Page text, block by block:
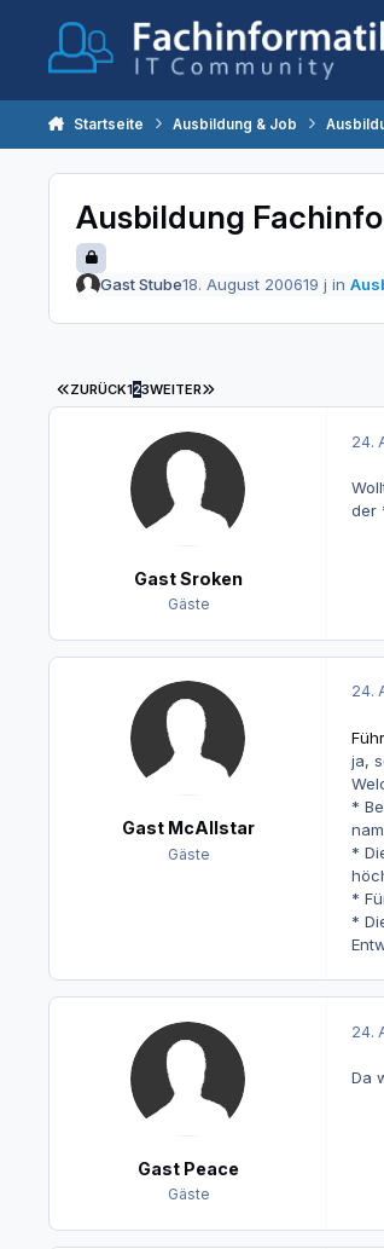
Startseite Ausbildung & Job
Ausbildung
Gast Stube18. August 200619 j in
ERSTE SEITE
ZURÜCK123WEITER LETZTE SEITE
Gast Sroken
Gäste
24.
der
Gast McAllstar
Gäste
24.
ja,
*
*
*
*
Gast Peace
Gäste
24.
Da